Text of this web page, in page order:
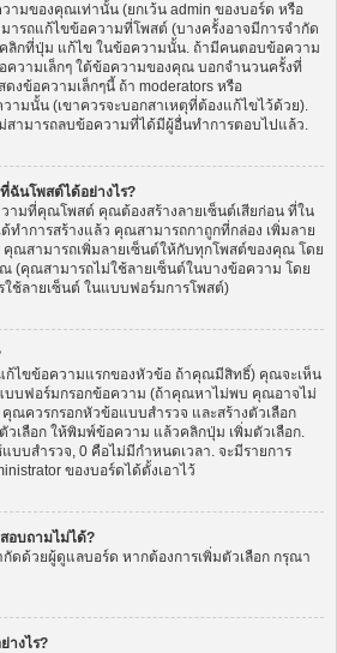
มของคุณเท่านั้น (ยกเว้น admin ของบอร์ด หรือ
ารถแก้ไขข้อความที่โพสต์ (บางครั้งอาจมีการจำกัด
ลิกที่ปุ่ม แก้ไข ในข้อความนั้น. ถ้ามีคนตอบข้อความ
วามเล็กๆ ใต้ข้อความของคุณ บอกจำนวนครั้งที่
งข้อความเล็กๆนี้ ถ้า moderators หรือ
ามนั้น (เขาควรจะบอกสาเหตุที่ต้องแก้ไขไว้ด้วย).
สามารถลบข้อความที่ได้มีผู้อื่นทำการตอบไปแล้ว.
ฉันโพสต์ได้อย่างไร?
ามที่คุณโพสต์ คุณต้องสร้างลายเซ็นต์เสียก่อน ที่ใน
ำการสร้างแล้ว คุณสามารถกาถูกที่กล่อง เพิ่มลาย
คุณสามารถเพิ่มลายเซ็นต์ให้กับทุกโพสต์ของคุณ โดย
(คุณสามารถไม่ใช้ลายเซ็นต์ในบางข้อความ โดย
ใช้ลายเซ็นต์ ในแบบฟอร์มการโพสต์)
ก้ไขข้อความแรกของหัวข้อ ถ้าคุณมีสิทธิ์) คุณจะเห็น
บบฟอร์มกรอกข้อความ (ถ้าคุณหาไม่พบ คุณอาจไม่
ณควรกรอกหัวข้อแบบสำรวจ และสร้างตัวเลือก
วเลือก ให้พิมพ์ข้อความ แล้วคลิกปุ่ม เพิ่มตัวเลือก.
บบสำรวจ, 0 คือไม่มีกำหนดเวลา. จะมีรายการ
ของบอร์ดได้ตั้งเอาไว้
อบถามไม่ได้?
ดด้วยผู้ดูแลบอร์ด หากต้องการเพิ่มตัวเลือก กรุณา
างไร?